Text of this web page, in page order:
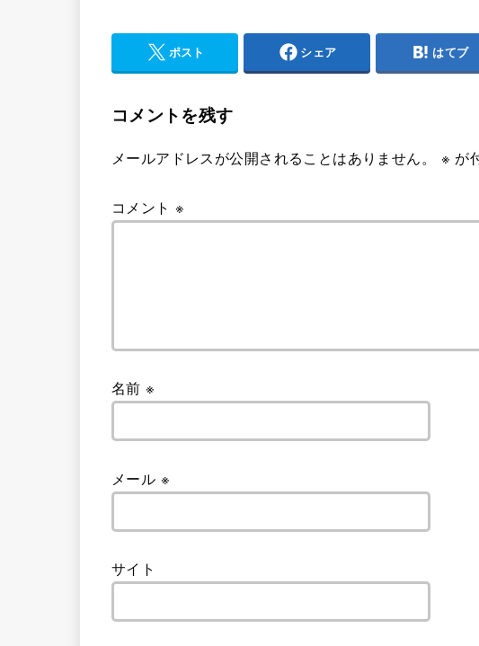
ポスト シェア はてブ
コメントを残す
メールアドレスが公開されることはありません。 ※ が
コメント※
名前※
メール ※
サイト